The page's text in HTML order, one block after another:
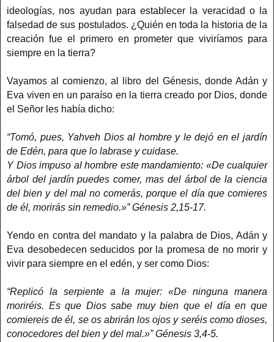
ideologías, nos ayudan para establecer la veracidad o la
falsedad de sus postulados. ¿Quién en toda la historia de la
creación fue el primero en prometer que viviríamos para
siempre en la tierra?
Vayamos al comienzo, al libro del Génesis, donde Adán y
Eva viven en un paraíso en la tierra creado por Dios, donde
el Señor les había dicho:
“Tomó, pues, Yahveh Dios al hombre y le dejó en el jardín
de Edén, para que lo labrase y cuidase.
Y Dios impuso al hombre este mandamiento: «De cualquier
árbol del jardín puedes comer, mas del árbol de la ciencia
del bien y del mal no comerás, porque el día que comieres
de él, morirás sin remedio.»” Génesis 2,15-17.
Yendo en contra del mandato y la palabra de Dios, Adán y
Eva desobedecen seducidos por la promesa de no morir y
vivir para siempre en el edén, y ser como Dios:
“Replicó la serpiente a la mujer: «De ninguna manera
moriréis. Es que Dios sabe muy bien que el día en que
comiereis de él, se os abrirán los ojos y seréis como dioses,
conocedores del bien y del mal.»” Génesis 3,4-5.